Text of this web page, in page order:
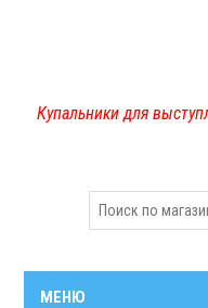
Купальники для
МЕНЮ